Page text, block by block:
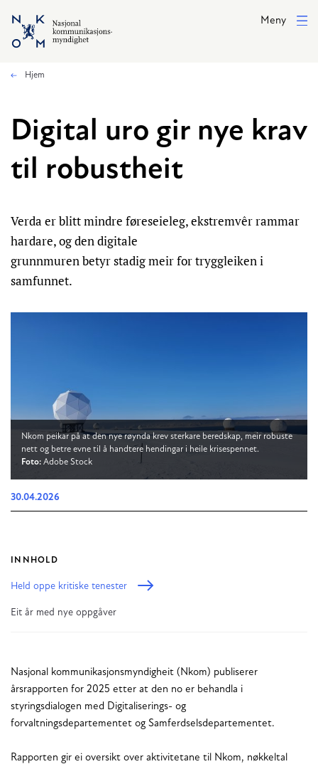
Hopp til hovedinnhold
Meny
Hjem
Digital uro gir nye krav
til robustheit
Verda er blitt mindre føreseieleg, ekstremvêr rammar
hardare, og den digitale
grunnmuren betyr stadig meir for tryggleiken i
samfunnet.
Nkom peikar på at den nye røynda krev sterkare beredskap, meir robuste
nett og betre evne til å handtere hendingar i heile krisespennet.
Foto: Adobe Stock
30.04.2026
INNHOLD
Held oppe kritiske tenester
Eit år med nye oppgåver
Nasjonal kommunikasjonsmyndigheit (Nkom) publiserer
årsrapporten for 2025 etter at den no er behandla i
styringsdialogen med Digitaliserings- og
forvaltningsdepartementet og Samferdselsdepartementet.
Rapporten gir ei oversikt over aktivitetane til Nkom, nøkkeltal